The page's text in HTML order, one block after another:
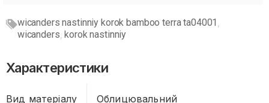
wicanders nastinniy korok bamboo terra ta04001
wicanders korok nastinniy
Характеристики
Вид матеріалу Облицювальний